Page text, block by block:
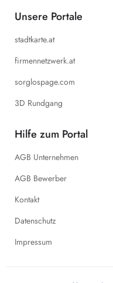
Unsere Portale
stadtkarte.at
firmennetzwerk.at
sorglospage.com
3D Rundgang
Hilfe zum Portal
AGB Unternehmen
AGB Bewerber
Kontakt
Datenschutz
Impressum